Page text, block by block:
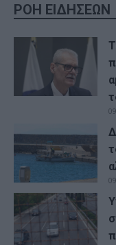
ΡΟΗ ΕΙΔΗΣΕΩΝ